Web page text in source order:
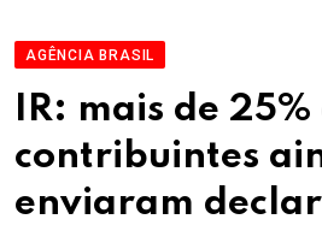
AGÊNCIA BRASIL
IR: mais de 25%
contribuintes
enviaram